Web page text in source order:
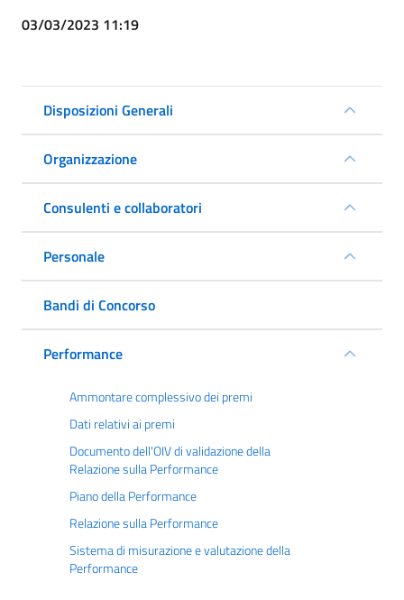
03/03/2023 11:19
Disposizioni Generali
Organizzazione
Consulenti e collaboratori
Personale
Bandi di Concorso
Performance
Ammontare complessivo dei premi
Dati relativi ai premi
Documento dell'OIV di validazione della
Relazione sulla Performance
Piano della Performance
Relazione sulla Performance
Sistema di misurazione e valutazione della
Performance